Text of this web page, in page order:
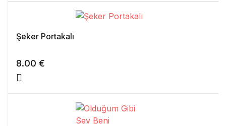
Şeker Portakalı
8.00 €